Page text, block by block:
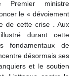
ministre
le « dévoiement
de cette crise . Aux
durant cette
fondamentaux de
désormais ses
et le soutien